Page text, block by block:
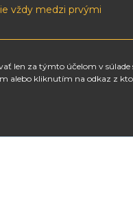
vždy medzi prvými
len za týmto účelom v
alebo kliknutím na odkaz z